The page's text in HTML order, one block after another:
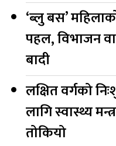
‘ब्लु बस’
पहल, विभाजन वा
बादी
लक्षित वर्गको
लागि स्वास्थ्य
तोकियो